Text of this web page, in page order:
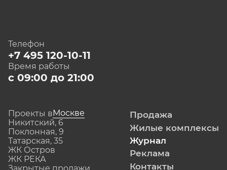
Телефон
+7 495 120-10-11
Время работы
с 09:00 до 21:00
Проекты вМоскве
Никитский, 6
Поклонная, 9
Татарская, 35
ЖК Остров
ЖК РЕКА
Продажа
Жилые комплексы
Журнал
Реклама
Контакты